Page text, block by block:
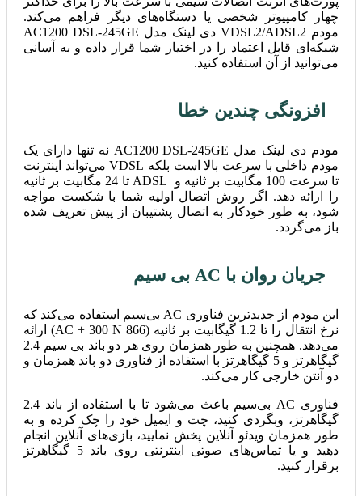
چهار کامپیوتر شخصی یا دستگاه‌های دیگر فراهم می‌کند.
مودم VDSL2/ADSL2 دی لینک مدل AC1200 DSL-245GE
شبکه‌ای قابل اعتماد را در اختیار شما قرار داده و به آسانی
می‌توانید از آن استفاده کنید.
افزونگی چندین خطا
مودم دی لینک مدل AC1200 DSL-245GE نه تنها دارای یک
مودم داخلی با سرعت بالا است بلکه VDSL می‌تواند اینترنت
تا سرعت 100 مگابیت بر ثانیه و ADSL تا 24 مگابیت بر ثانیه
را ارائه دهد. اگر روش اتصال اولیه شما با شکست مواجه
شود، به طور خودکار به اتصال پشتیبان از پیش تعریف شده
باز می‌گردد.
جریان روان با AC بی سیم
این مودم از جدیدترین فناوری AC بی‌سیم استفاده می‌کند که
نرخ انتقال را تا 1.2 گیگابیت بر ثانیه (866 AC + 300 N) ارائه
می‌دهد. همچنین به طور همزمان روی هر دو باند بی سیم 2.4
گیگاهرتز و 5 گیگاهرتز با استفاده از فناوری دو باند همزمان و
دو آنتن خارجی کار می‌کند.
فناوری AC بی‌سیم باعث می‌شود تا با استفاده از باند 2.4
گیگاهرتز، وبگردی کنید، چت و ایمیل خود را چک کرده و به
طور همزمان ویدئو آنلاین پخش نمایید، بازی‌های آنلاین انجام
دهید و یا تماس‌های صوتی اینترنتی روی باند 5 گیگاهرتز
برقرار کنید.